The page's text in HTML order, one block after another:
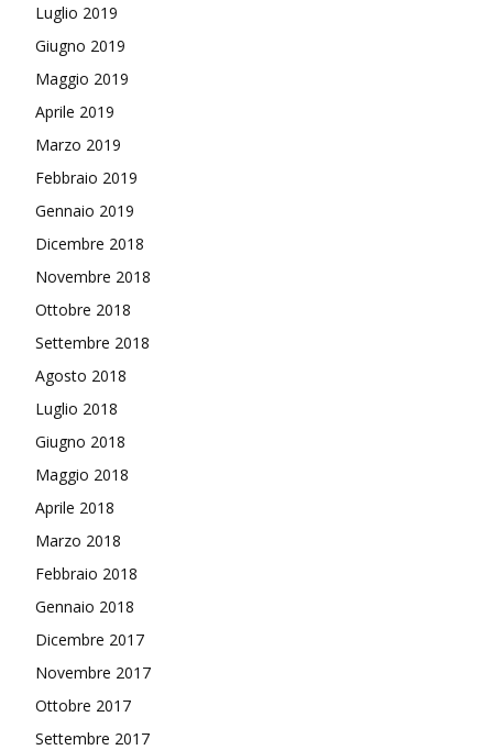
Luglio 2019
Giugno 2019
Maggio 2019
Aprile 2019
Marzo 2019
Febbraio 2019
Gennaio 2019
Dicembre 2018
Novembre 2018
Ottobre 2018
Settembre 2018
Agosto 2018
Luglio 2018
Giugno 2018
Maggio 2018
Aprile 2018
Marzo 2018
Febbraio 2018
Gennaio 2018
Dicembre 2017
Novembre 2017
Ottobre 2017
Settembre 2017